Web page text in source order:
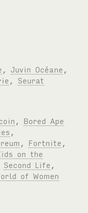
Juvin Océane
Seurat
Bored Ape
Fortnite
on the
Second Life
of Women